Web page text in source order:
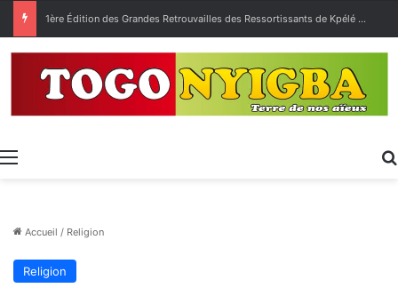
1ère Édition des Grandes Retrouvailles des Ressortissants de Kpélé Govié Apégamé / Sokpé
Menu
Accueil / Religion
Religion